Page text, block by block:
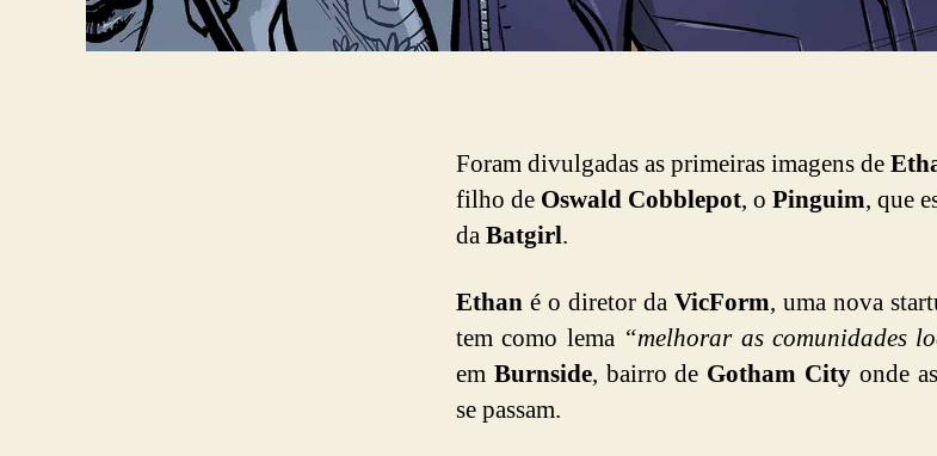
Foram divulgadas as primeiras imagens de
filho de Oswald Cobblepot, o Pinguim, que
daBatgirl.
Ethan é o diretor da VicForm, uma nova
tem como lema “melhorar as comunidades
em Burnside, bairro de Gotham City onde
se passam.